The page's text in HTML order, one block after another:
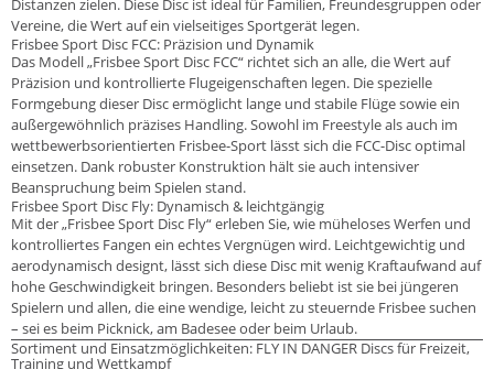
Distanzen zielen. Diese Disc ist ideal für Familien, Freundesgruppen oder
Vereine, die Wert auf ein vielseitiges Sportgerät legen.
Frisbee Sport Disc FCC: Präzision und Dynamik
Das Modell „Frisbee Sport Disc FCC“ richtet sich an alle, die Wert auf
Präzision und kontrollierte Flugeigenschaften legen. Die spezielle
Formgebung dieser Disc ermöglicht lange und stabile Flüge sowie ein
außergewöhnlich präzises Handling. Sowohl im Freestyle als auch im
wettbewerbsorientierten Frisbee-Sport lässt sich die FCC-Disc optimal
einsetzen. Dank robuster Konstruktion hält sie auch intensiver
Beanspruchung beim Spielen stand.
Frisbee Sport Disc Fly: Dynamisch & leichtgängig
Mit der „Frisbee Sport Disc Fly“ erleben Sie, wie müheloses Werfen und
kontrolliertes Fangen ein echtes Vergnügen wird. Leichtgewichtig und
aerodynamisch designt, lässt sich diese Disc mit wenig Kraftaufwand auf
hohe Geschwindigkeit bringen. Besonders beliebt ist sie bei jüngeren
Spielern und allen, die eine wendige, leicht zu steuernde Frisbee suchen
– sei es beim Picknick, am Badesee oder beim Urlaub.
Sortiment und Einsatzmöglichkeiten: FLY IN DANGER Discs für Freizeit,
Training und Wettkampf